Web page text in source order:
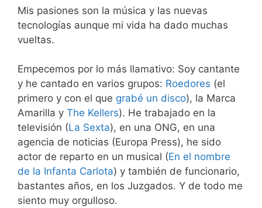
Mis pasiones son la música y las nuevas
tecnologías aunque mi vida ha dado muchas
vueltas.
Empecemos por lo más llamativo: Soy cantante
y he cantado en varios grupos: Roedores (el
primero y con el que grabé un disco), la Marca
Amarilla y The Kellers). He trabajado en la
televisión (La Sexta), en una ONG, en una
agencia de noticias (Europa Press), he sido
actor de reparto en un musical (En el nombre
de la Infanta Carlota) y también de funcionario,
bastantes años, en los Juzgados. Y de todo me
siento muy orgulloso.